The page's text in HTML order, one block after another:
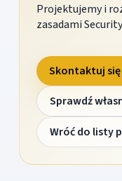
Projektujemy i
zasadami
Skontaktuj się
Sprawdź
Wróć do listy